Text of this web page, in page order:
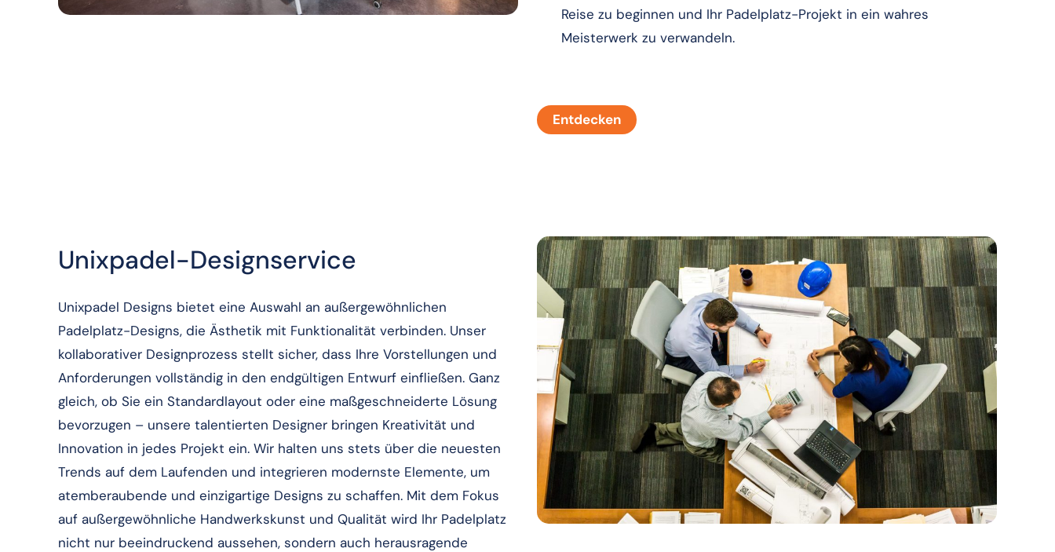
Reise zu beginnen und Ihr Padelplatz-Projekt in ein wahres
Meisterwerk zu verwandeln.
Entdecken
Unixpadel-Designservice
Unixpadel Designs bietet eine Auswahl an außergewöhnlichen
Padelplatz-Designs, die Ästhetik mit Funktionalität verbinden. Unser
kollaborativer Designprozess stellt sicher, dass Ihre Vorstellungen und
Anforderungen vollständig in den endgültigen Entwurf einfließen. Ganz
gleich, ob Sie ein Standardlayout oder eine maßgeschneiderte Lösung
bevorzugen – unsere talentierten Designer bringen Kreativität und
Innovation in jedes Projekt ein. Wir halten uns stets über die neuesten
Trends auf dem Laufenden und integrieren modernste Elemente, um
atemberaubende und einzigartige Designs zu schaffen. Mit dem Fokus
auf außergewöhnliche Handwerkskunst und Qualität wird Ihr Padelplatz
nicht nur beeindruckend aussehen, sondern auch herausragende